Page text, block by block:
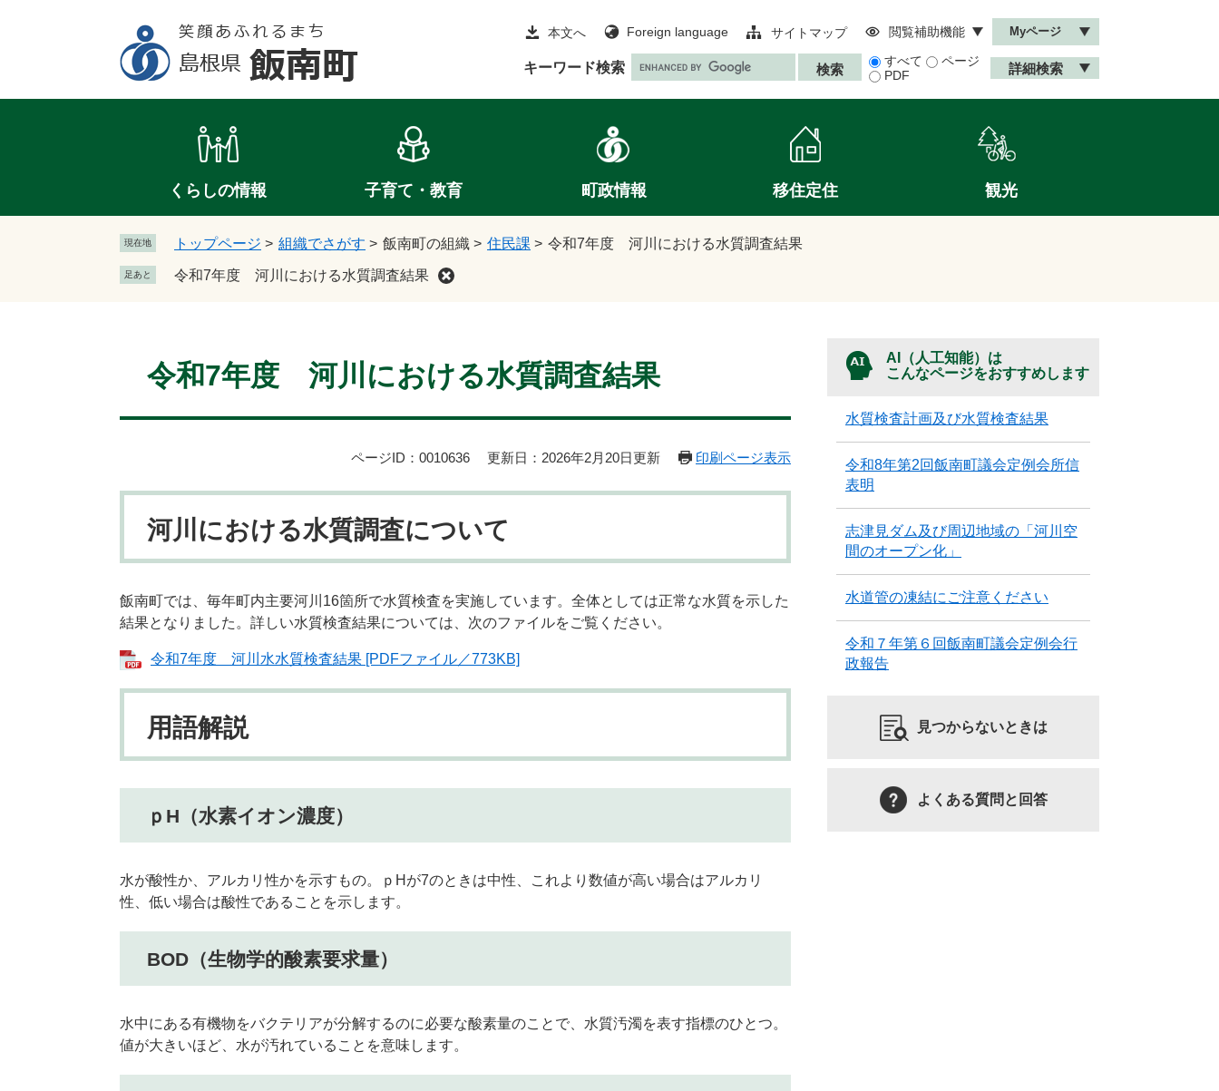
先
を
本文へ Foreign language サイトマップ 閲覧補助機能 Myページ
キーワード検索
o
l
カ
ス
タ
すべて
ページ
PDF
詳細検索
くらしの情報 子育て・教育 町政情報 移住定住 観光
現在地 トップページ > 組織でさがす > 飯南町の組織 > 住民課 > 令和7年度 河川における水質調査結果
足あと 令和7年度 河川における水質調査結果
令和7年度 河川における水質調査結果
ページID：0010636 更新日：2026年2月20日更新 印刷ページ表示
河川における水質調査について
飯南町では、毎年町内主要河川16箇所で水質検査を実施しています。全体としては正常な水質を示した
結果となりました。詳しい水質検査結果については、次のファイルをご覧ください。
令和7年度 河川水水質検査結果 [PDFファイル／773KB]
用語解説
ｐH（水素イオン濃度）
水が酸性か、アルカリ性かを示すもの。ｐHが7のときは中性、これより数値が高い場合はアルカリ
性、低い場合は酸性であることを示します。
BOD（生物学的酸素要求量）
水中にある有機物をバクテリアが分解するのに必要な酸素量のことで、水質汚濁を表す指標のひとつ。
値が大きいほど、水が汚れていることを意味します。
AI（人工知能）は
こんなページをおすすめします
水質検査計画及び水質検査結果
令和8年第2回飯南町議会定例会所信
表明
志津見ダム及び周辺地域の「河川空
間のオープン化」
水道管の凍結にご注意ください
令和７年第６回飯南町議会定例会行
政報告
見つからないときは
よくある質問と回答